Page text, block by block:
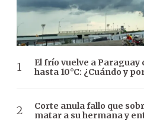
El frío vuelve a Paraguay
hasta 10°C: ¿Cuándo y
Corte anula fallo que
matar a su hermana y